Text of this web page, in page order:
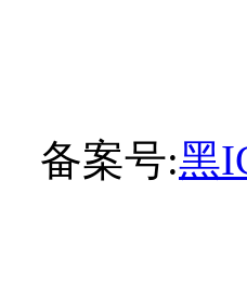
备案号:黑